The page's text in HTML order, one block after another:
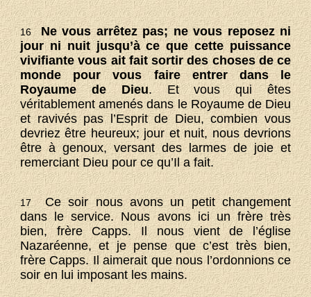
16 Ne vous arrêtez pas; ne vous reposez ni
jour ni nuit jusqu’à ce que cette puissance
vivifiante vous ait fait sortir des choses de ce
monde pour vous faire entrer dans le
Royaume de Dieu. Et vous qui êtes
véritablement amenés dans le Royaume de Dieu
et ravivés pas l’Esprit de Dieu, combien vous
devriez être heureux; jour et nuit, nous devrions
être à genoux, versant des larmes de joie et
remerciant Dieu pour ce qu’Il a fait.
17Ce soir nous avons un petit changement
dans le service. Nous avons ici un frère très
bien, frère Capps. Il nous vient de l’église
Nazaréenne, et je pense que c’est très bien,
frère Capps. Il aimerait que nous l’ordonnions ce
soir en lui imposant les mains.